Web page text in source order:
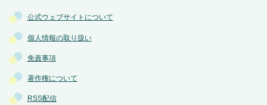
公式ウェブサイトについて
個人情報の取り扱い
免責事項
著作権について
RSS配信